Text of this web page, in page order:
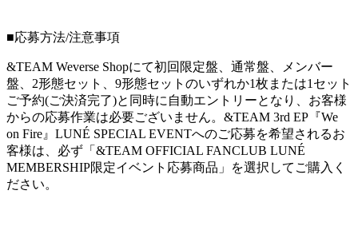
■応募方法/注意事項
&TEAM Weverse Shopにて初回限定盤、通常盤、メンバー
盤、2形態セット、9形態セットのいずれか1枚または1セット
ご予約(ご決済完了)と同時に自動エントリーとなり、お客様
からの応募作業は必要ございません。&TEAM 3rd EP『We
on Fire』LUNÉ SPECIAL EVENTへのご応募を希望されるお
客様は、必ず「&TEAM OFFICIAL FANCLUB LUNÉ
MEMBERSHIP限定イベント応募商品」を選択してご購入く
ださい。